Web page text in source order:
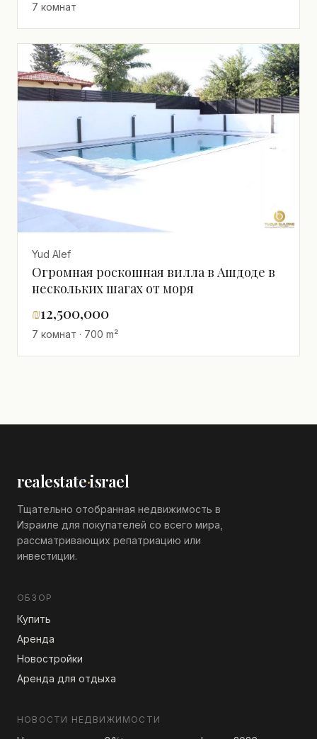
7 комнат
Yud Alef
Огромная роскошная вилла в Ашдоде в
нескольких шагах от моря
₪12,500,000
7 комнат · 700 m²
realestate·israel
Тщательно отобранная недвижимость в
Израиле для покупателей со всего мира,
рассматривающих репатриацию или
инвестиции.
ОБЗОР
Купить
Аренда
Новостройки
Аренда для отдыха
НОВОСТИ НЕДВИЖИМОСТИ